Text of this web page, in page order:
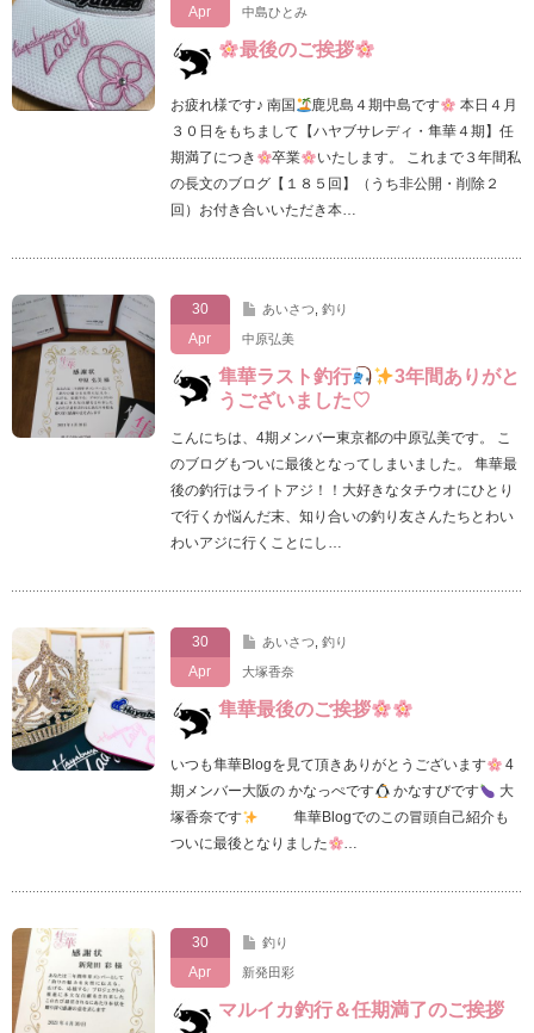
Apr
中島ひとみ
最後のご挨拶
お疲れ様です♪ 南国 鹿児島４期中島です
本日４月
３０日をもちまして【ハヤブサレディ・隼華４期】任
期満了につき
卒業
いたします。 これまで３年間私
の長文のブログ【１８５回】（うち非公開・削除２
回）お付き合いいただき本…
30
Apr
あいさつ 釣り
中原弘美
隼華ラスト釣行
3年間ありがと
うございました♡
こんにちは、4期メンバー東京都の中原弘美です。 こ
のブログもついに最後となってしまいました。 隼華最
後の釣行はライトアジ！！大好きなタチウオにひとり
で行くか悩んだ末、知り合いの釣り友さんたちとわい
わいアジに行くことにし…
30
Apr
あいさつ 釣り
大塚香奈
隼華最後のご挨拶
いつも隼華Blogを見て頂きありがとうございます
4
期メンバー大阪の かなっぺです
かなすびです
大
塚香奈です
隼華Blogでのこの冒頭自己紹介も
ついに最後となりました
…
30
Apr
釣り
新発田彩
マルイカ釣行＆任期満了のご挨拶